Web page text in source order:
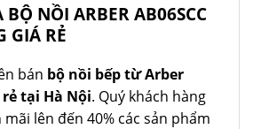
NỒI ARBER AB06SCC
GIÁ RẺ
bán bộ nồi bếp từ Arber
tại Hà Nội. Quý khách hàng
lên đến 40% các sản phẩm